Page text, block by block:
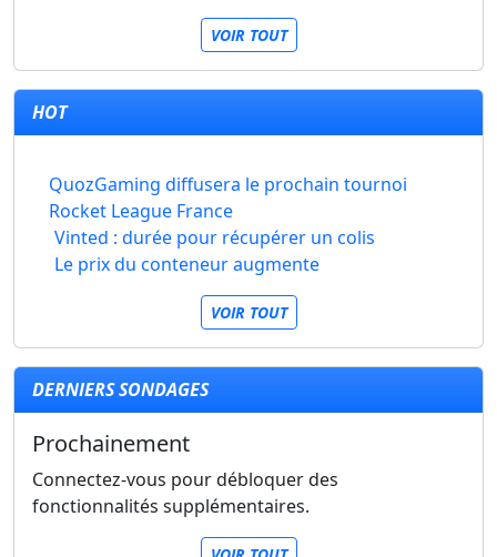
VOIR TOUT
HOT
QuozGaming diffusera le prochain tournoi
Rocket League France
Vinted : durée pour récupérer un colis
Le prix du conteneur augmente
VOIR TOUT
DERNIERS SONDAGES
Prochainement
Connectez-vous pour débloquer des
fonctionnalités supplémentaires.